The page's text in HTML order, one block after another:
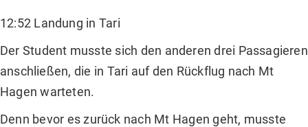
12:52 Landung in Tari
Der Student musste sich den anderen drei Passagieren
anschließen, die in Tari auf den Rückflug nach Mt
Hagen warteten.
Denn bevor es zurück nach Mt Hagen geht, musste